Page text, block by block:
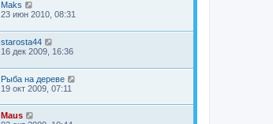
Maks
23 июн 2010, 08:31
starosta44
16 дек 2009, 16:36
Рыба на дереве
19 окт 2009, 07:11
Maus